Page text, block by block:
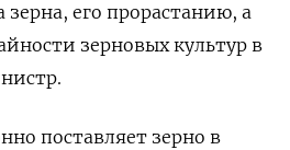
его прорастанию, а
зерновых культур в
поставляет зерно в